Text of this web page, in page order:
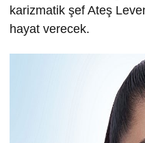
karizmatik şef Ateş
hayat verecek.